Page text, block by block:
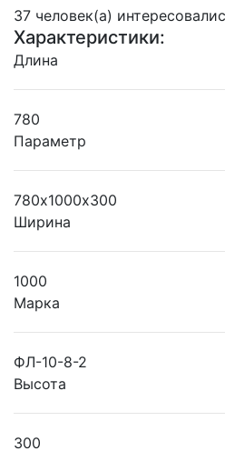
37 человек(а)
Характеристики:
Длина
780
Параметр
780х1000х300
Ширина
1000
Марка
ФЛ-10-8-2
Высота
300